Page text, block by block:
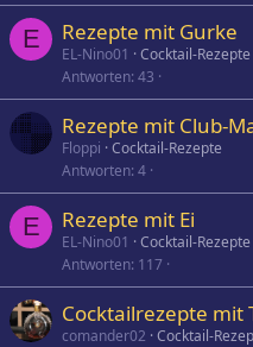
E Rezepte mit Gurke
EL-Nino01
Cocktail-Rezepte
Antworten 43
Rezepte mit Club-
Floppi Cocktail-Rezepte
Antworten 4
E Rezepte mit Ei
EL-Nino01
Cocktail-Rezepte
Antworten 117
Cocktailrezepte mit
comander02 Cocktail-